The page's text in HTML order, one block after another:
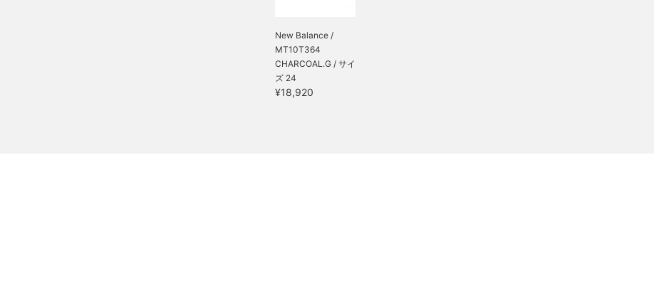
New Balance /
MT10T364
CHARCOAL.G / サイ
ズ 24
¥18,920